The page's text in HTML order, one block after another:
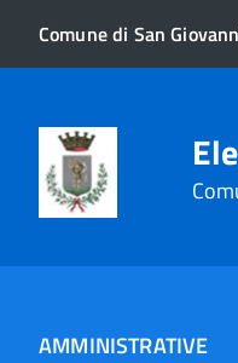
Comune di San
AMMINISTRATIVE